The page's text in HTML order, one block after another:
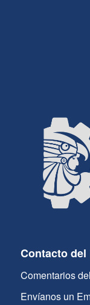
Contacto del
Comentarios
Envíanos un